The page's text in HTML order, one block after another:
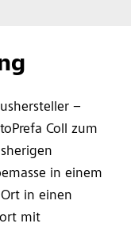
–
Coll zum
in einem
in einen
mit